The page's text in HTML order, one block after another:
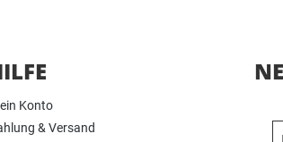
Konto
& Versand